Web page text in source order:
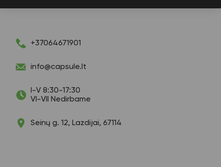
+37064671901
info@capsule.lt
I-V 8:30-17:30
VI-VII Nedirbame
Seinų g. 12, Lazdijai, 67114